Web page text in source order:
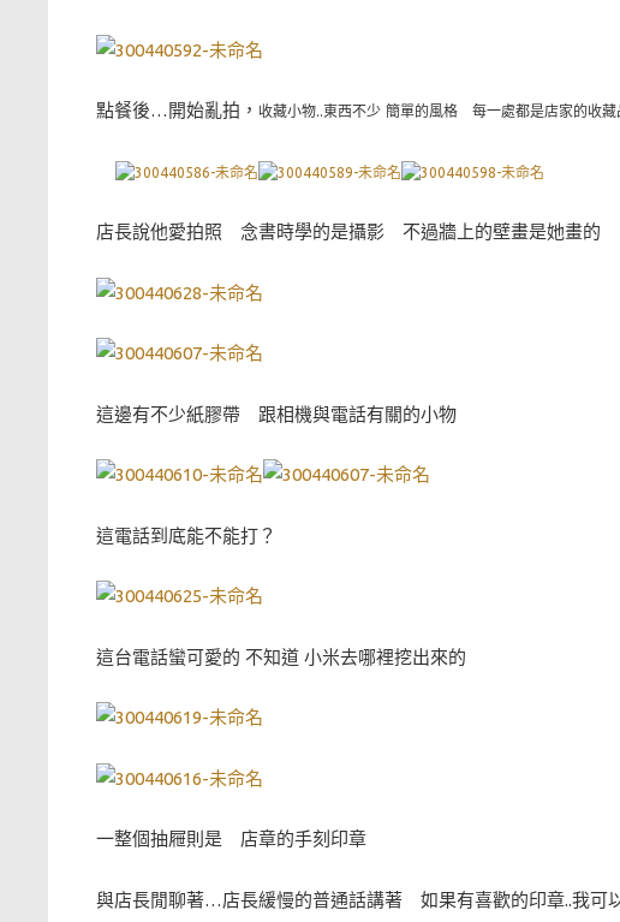
點餐後…開始亂拍， 收藏小物..東西不少 簡單的風格 每一處都是店家的收藏
店長說他愛拍照 念書時學的是攝影 不過牆上的壁畫是她畫
這邊有不少紙膠帶 跟相機與電話有關的小物
這電話到底能不能打？
這台電話蠻可愛的 不知道 小米去哪裡挖出來的
一整個抽屜則是 店章的手刻印章
與店長閒聊著…店長緩慢的普通話講著 如果有喜歡的印章..我可